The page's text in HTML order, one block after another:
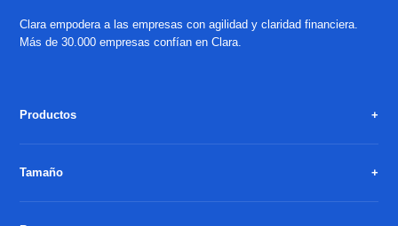
Clara empodera a las empresas con agilidad y claridad financiera.
Más de 30.000 empresas confían en Clara.
Productos
Tamaño